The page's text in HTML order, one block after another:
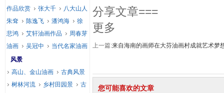
分享文章===
更多
上一篇:来自海南的画师在大芬油画村成就艺术梦
您可能喜欢的文章
作品欣赏
张大千
八大山人
朱耷
陈逸飞 潘鸿海
徐
悲鸿
艾轩油画作品
周春芽
油画
吴冠中
当代名家油画
风景
高山、金山油画
古典风景
树林河流
乡村田园景
古